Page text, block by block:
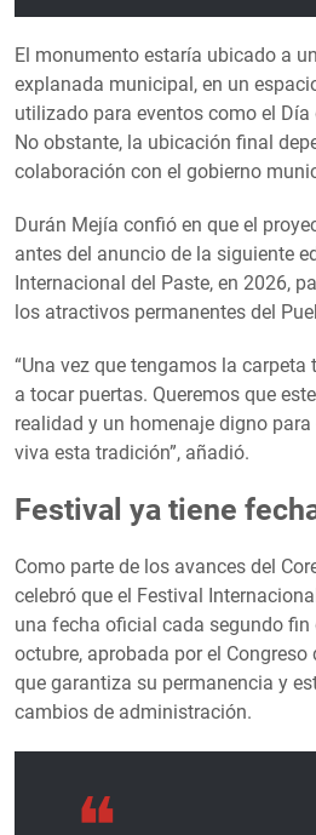
El monumento estaría ubicado a
explanada municipal, en un
utilizado para eventos como el Día
No obstante, la ubicación final
colaboración con el gobierno
Durán Mejía confió en que el
antes del anuncio de la siguiente
Internacional del Paste, en 2026,
los atractivos permanentes del
“Una vez que tengamos la
a tocar puertas. Queremos que
realidad y un homenaje digno
viva esta tradición”, añadió.
Festival ya tiene
Como parte de los avances del
celebró que el Festival
una fecha oficial cada segundo fin
octubre, aprobada por el
que garantiza su permanencia y
cambios de administración.